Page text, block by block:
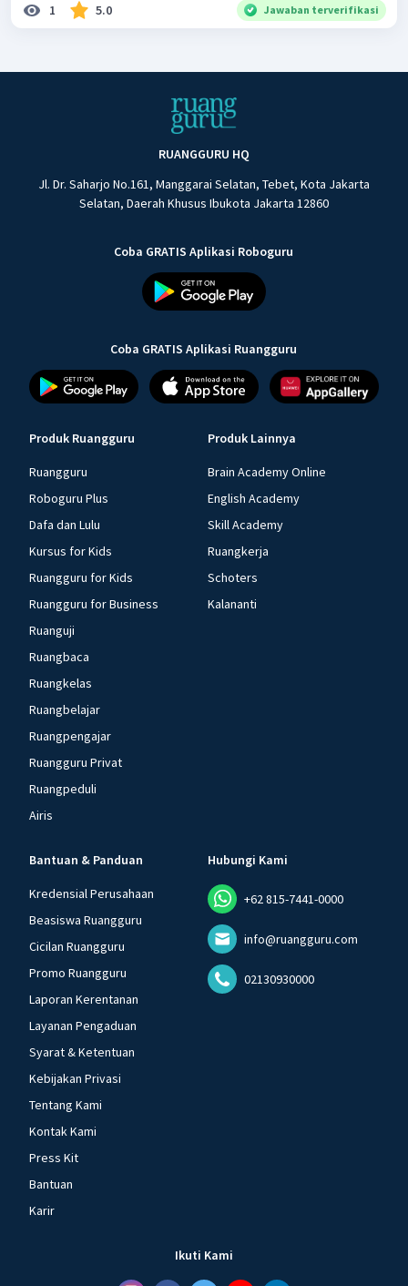
1 5.0 Jawaban terverifikasi
RUANGGURU HQ
Jl. Dr. Saharjo No.161, Manggarai Selatan, Tebet, Kota Jakarta
Selatan, Daerah Khusus Ibukota Jakarta 12860
Coba GRATIS Aplikasi Roboguru
Coba GRATIS Aplikasi Ruangguru
Produk Ruangguru
Ruangguru
Roboguru Plus
Dafa dan Lulu
Kursus for Kids
Ruangguru for Kids
Ruangguru for Business
Ruanguji
Ruangbaca
Ruangkelas
Ruangbelajar
Ruangpengajar
Ruangguru Privat
Ruangpeduli
Airis
Produk Lainnya
Brain Academy Online
English Academy
Skill Academy
Ruangkerja
Schoters
Kalananti
Bantuan & Panduan
Kredensial Perusahaan
Beasiswa Ruangguru
Cicilan Ruangguru
Promo Ruangguru
Laporan Kerentanan
Layanan Pengaduan
Syarat & Ketentuan
Kebijakan Privasi
Tentang Kami
Kontak Kami
Press Kit
Bantuan
Karir
Hubungi Kami
+62 815-7441-0000
info@ruangguru.com
02130930000
Ikuti Kami